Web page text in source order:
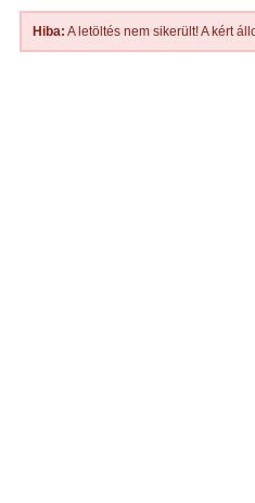
Hiba: A letöltés nem sikerült! A kért